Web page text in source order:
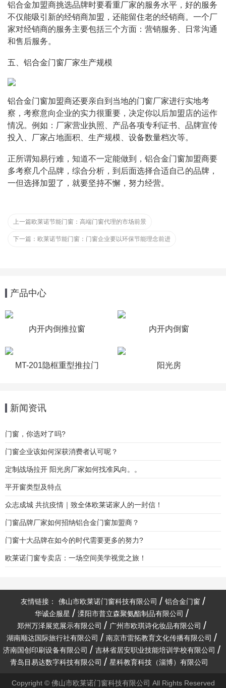
铝合金加盟商挑选品牌时要看重厂家的服务水平，好的服务
不仅能吸引新的经销商加盟，还能留住老的经销商。一个厂
家对经销商的服务主要包括三个方面：营销服务、日常沟通
和售后服务。
五、铝合金门窗厂家生产规模
铝合金门窗加盟商还要亲自到当地的门窗厂家进行实地考
察，考察意向企业的实力很重要，决定你以后加盟店的运作
情况。例如：厂家营业执照、产品各项专利证书、品牌宣传
投入、厂家占地面积、生产规模、设备数量档次等。
正所谓知易行难，知道不一定能做到，铝合金门窗加盟商要
多考察几个品牌，综合分析，到后面选择合适自己的品牌，
一但选择加盟了，就要坚持不懈，努力经营。
上一篇欧莱诺节能门窗：高端门窗代理的市场前景
下一篇： 欧莱诺节能门窗：门窗企业要以环保节能理念前进
产品中心
内开内倒推拉窗 内开内倒窗
MT-201隐框重型推拉门 阳光房
新闻资讯
门窗，你选对了吗?
门窗企业该如何深获消费者认可呢？
定制战场拉开 阳光房厂家如何找准风向。。
平开窗类型及特点
众志成城 共抗疫情｜致全体欧莱诺家人的一封信！
门窗品牌厂家如何招纳铝合金门窗加盟商？
门窗十大品牌在如今的时代需要更多的努力?
欧莱诺门窗专卖店：一场空间美学视觉之旅！
友情链接： 佛山市欧莱诺门窗科技有限公司
铝合金门窗
华诚企服星
溧阳市普立森聚氨酯制品有限公司
郑州万泽展览展示有限公司
广州市欧琪诗化妆品有限公司
湖南顺达国际旅行社有限公司
南京市雷拓教育文化传播有限公司
济南国创印刷设备有限公司
吉林省居安职业技能培训学校有限公司
青岛目易达数字科技有限公司
星科教育科技（淄博）有限公司
Copyright © 佛山市欧莱诺门窗科技有限公司 All Rights Reserved